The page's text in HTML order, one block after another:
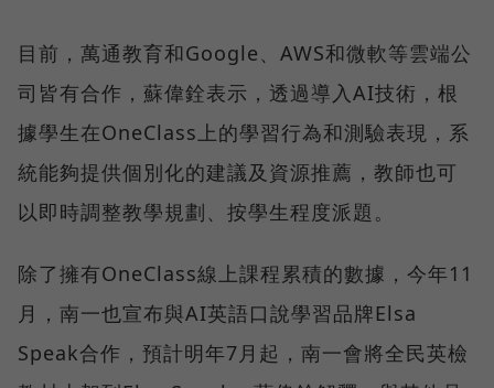
目前，萬通教育和Google、AWS和微軟等雲端公
司皆有合作，蘇偉銓表示，透過導入AI技術，根
據學生在OneClass上的學習行為和測驗表現，系
統能夠提供個別化的建議及資源推薦，教師也可
以即時調整教學規劃、按學生程度派題。
除了擁有OneClass線上課程累積的數據，今年11
月，南一也宣布與AI英語口說學習品牌Elsa
Speak合作，預計明年7月起，南一會將全民英檢